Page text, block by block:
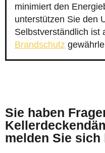
minimiert den
unterstützen Sie den
Selbstverständlich ist
Brandschutz
Sie haben
melden Sie sich